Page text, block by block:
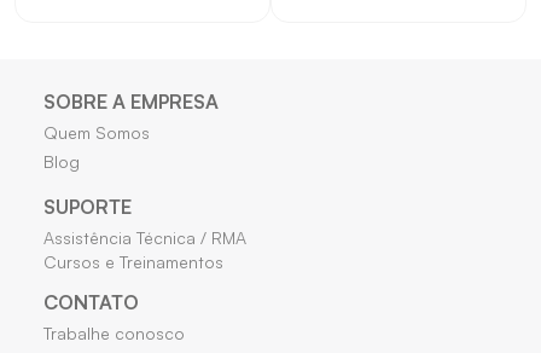
informações apresentadas.
• Ajuda na seleção correta do item conforme o projeto
ou necessidade técnica.
SOBRE A EMPRESA
Quem Somos
Blog
SUPORTE
Assistência Técnica / RMA
Cursos e Treinamentos
CONTATO
Trabalhe conosco